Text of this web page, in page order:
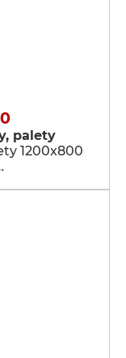
palety
1200x800